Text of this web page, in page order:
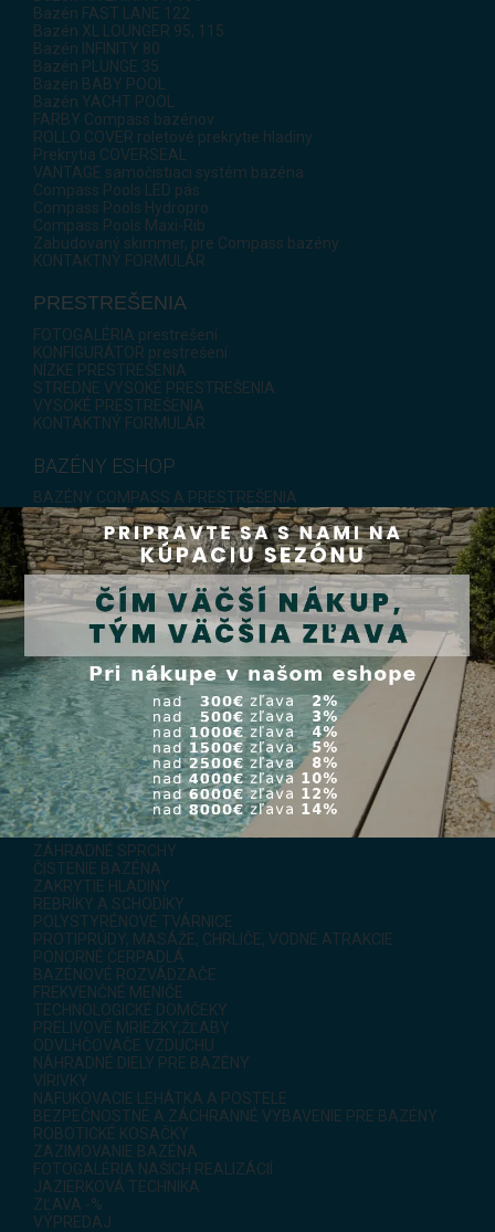
Bazén FAST LANE 122
Bazén XL LOUNGER 95, 115
Bazén INFINITY 80
Bazén PLUNGE 35
Bazén BABY POOL
Bazén YACHT POOL
FARBY Compass bazénov
ROLLO COVER roletové prekrytie hladiny
Prekrytia COVERSEAL
VANTAGE samočistiaci systém bazéna
Compass Pools LED pás
Compass Pools Hydropro
Compass Pools Maxi-Rib
Zabudovaný skimmer, pre Compass bazény
KONTAKTNÝ FORMULÁR
PRESTREŠENIA
FOTOGALÉRIA prestrešení
KONFIGURÁTOR prestrešení
NÍZKE PRESTREŠENIA
STREDNE VYSOKÉ PRESTREŠENIA
VYSOKÉ PRESTREŠENIA
KONTAKTNÝ FORMULÁR
BAZÉNY ESHOP
BAZÉNY COMPASS A PRESTREŠENIA
ROZPOČTY PRE BAZÉNY
PORADŇA PRE BAZÉNY
BAZÉNOVÁ CHÉMIA
TESTERY A TEPLOMERY
SVETLÁ, SKIMMERY, TRYSKY
BAZÉNOVÉ FÓLIE
TEPELNÉ ČERPADLÁ
ČERPADLÁ
FILTRAČNÉ SETY
FILTRAČNÉ NÁDOBY
FILTRAČNÉ NÁPLNE
VIACCESTNÉ VENTILY
TEPELNÉ VÝMENNÍKY
ELEKTRICKÝ OHREV
SOLÁRNY OHREV
INŠTALAČNÝ MATERIÁL
ÚPRAVA BAZÉNOVEJ VODY
SOLINÁTORY - SLANÁ ÚPRAVA VODY
SLADKÁ CHLÓROVÁ ÚPRAVA VODY
ZÁHRADNÉ SPRCHY
ČISTENIE BAZÉNA
ZAKRYTIE HLADINY
REBRÍKY A SCHODÍKY
POLYSTYRÉNOVÉ TVÁRNICE
PROTIPRÚDY, MASÁŽE, CHRLIČE, VODNÉ ATRAKCIE
PONORNÉ ČERPADLÁ
BAZÉNOVÉ ROZVÁDZAČE
FREKVENČNÉ MENIČE
TECHNOLOGICKÉ DOMČEKY
PRELIVOVÉ MRIEŽKY,ŽĽABY
ODVLHČOVAČE VZDUCHU
NÁHRADNÉ DIELY PRE BAZÉNY
VÍRIVKY
NAFUKOVACIE LEHÁTKA A POSTELE
BEZPEČNOSTNÉ A ZÁCHRANNÉ VYBAVENIE PRE BAZÉNY
ROBOTICKÉ KOSAČKY
ZAZIMOVANIE BAZÉNA
FOTOGALÉRIA NAŠICH REALIZÁCIÍ
JAZIERKOVÁ TECHNIKA
ZĽAVA -%
VÝPREDAJ